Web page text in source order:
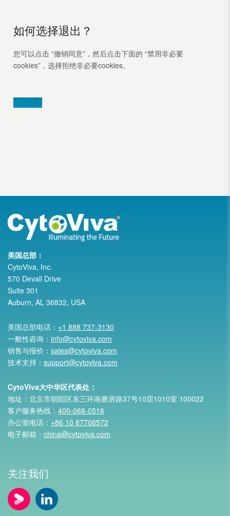
如何选择退出？
您可以点击 “撤销同意”，然后点击下面的 “禁用非必要
cookies”，选择拒绝非必要cookies。
撤销同意
美国总部：
CytoViva, Inc.
570 Devall Drive
Suite 301
Auburn, AL 36832, USA
美国总部电话： +1 888 737-3130
一般性咨询： info@cytoviva.com
销售与报价： sales@cytoviva.com
技术支持： support@cytoviva.com
CytoViva大中华区代表处：
地址：北京市朝阳区东三环南磨房路37号10层1010室 100022
客户服务热线： 400-068-0516
办公室电话： +86 10 87706572
电子邮箱： china@cytoviva.com
关注我们